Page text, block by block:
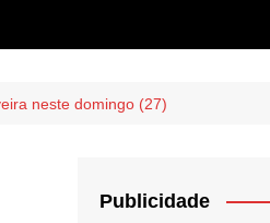
neste domingo (27)
Publicidade